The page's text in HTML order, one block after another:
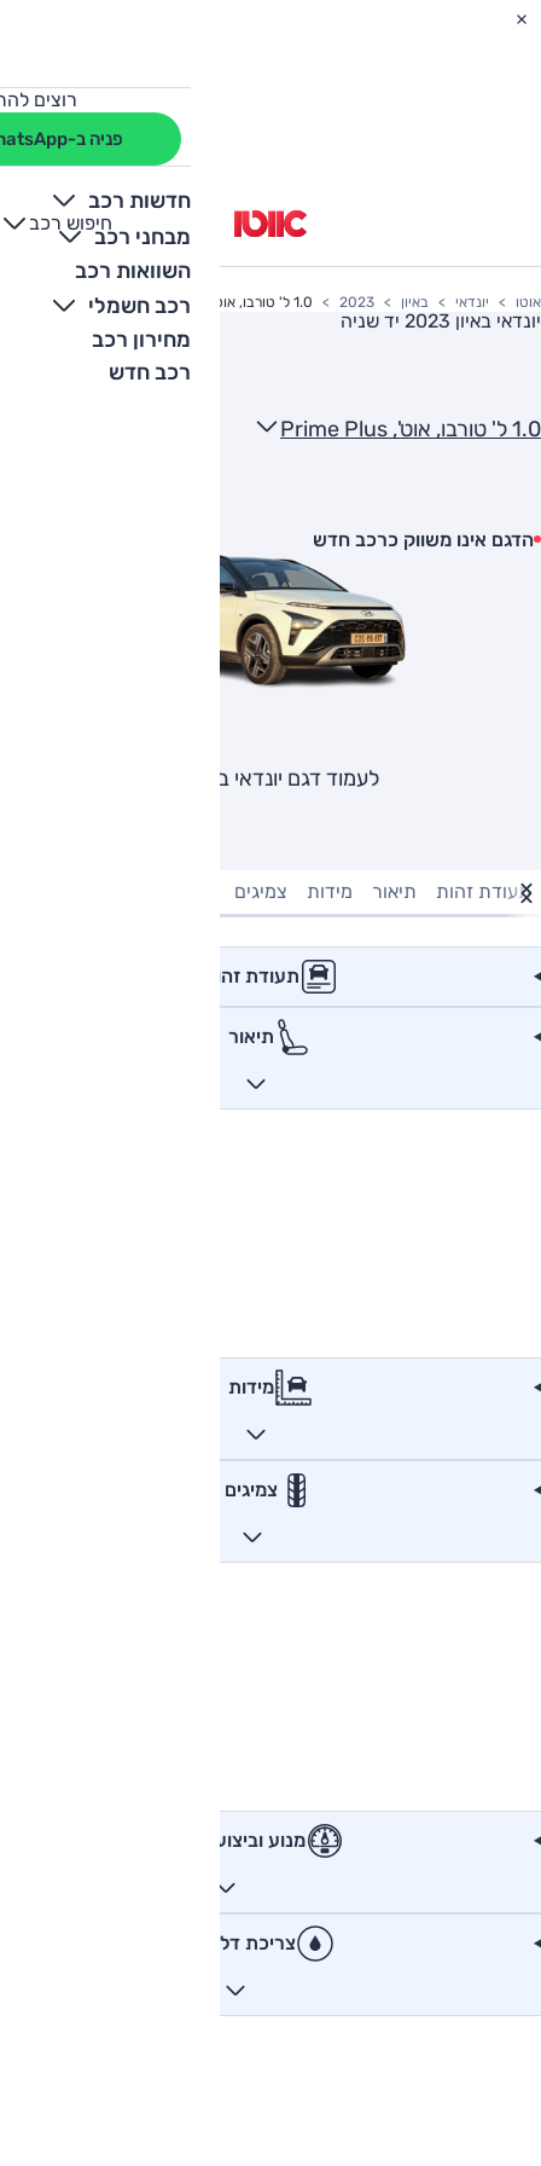
רוצים
פניה ב-WhatsApp
חדשות רכב
מבחני רכב
השוואות רכב
רכב חשמלי
מחירון רכב
רכב חדש
חיפוש רכב
+
-
אוטו יונדאי באיון 2023 1.0 ל' טורבו, אוט', Prime Plus
יונדאי באיון 2023 יד שניה
1.0 ל' טורבו, אוט', Prime Plus
הדגם אינו משווק כרכב חדש
לעמוד דגם יונדאי באיון
תעודת זהות תיאור מידות צמיגים
תעודת זהות
תיאור
מידות
צמיגים
מנוע וביצועים
צריכת דלק